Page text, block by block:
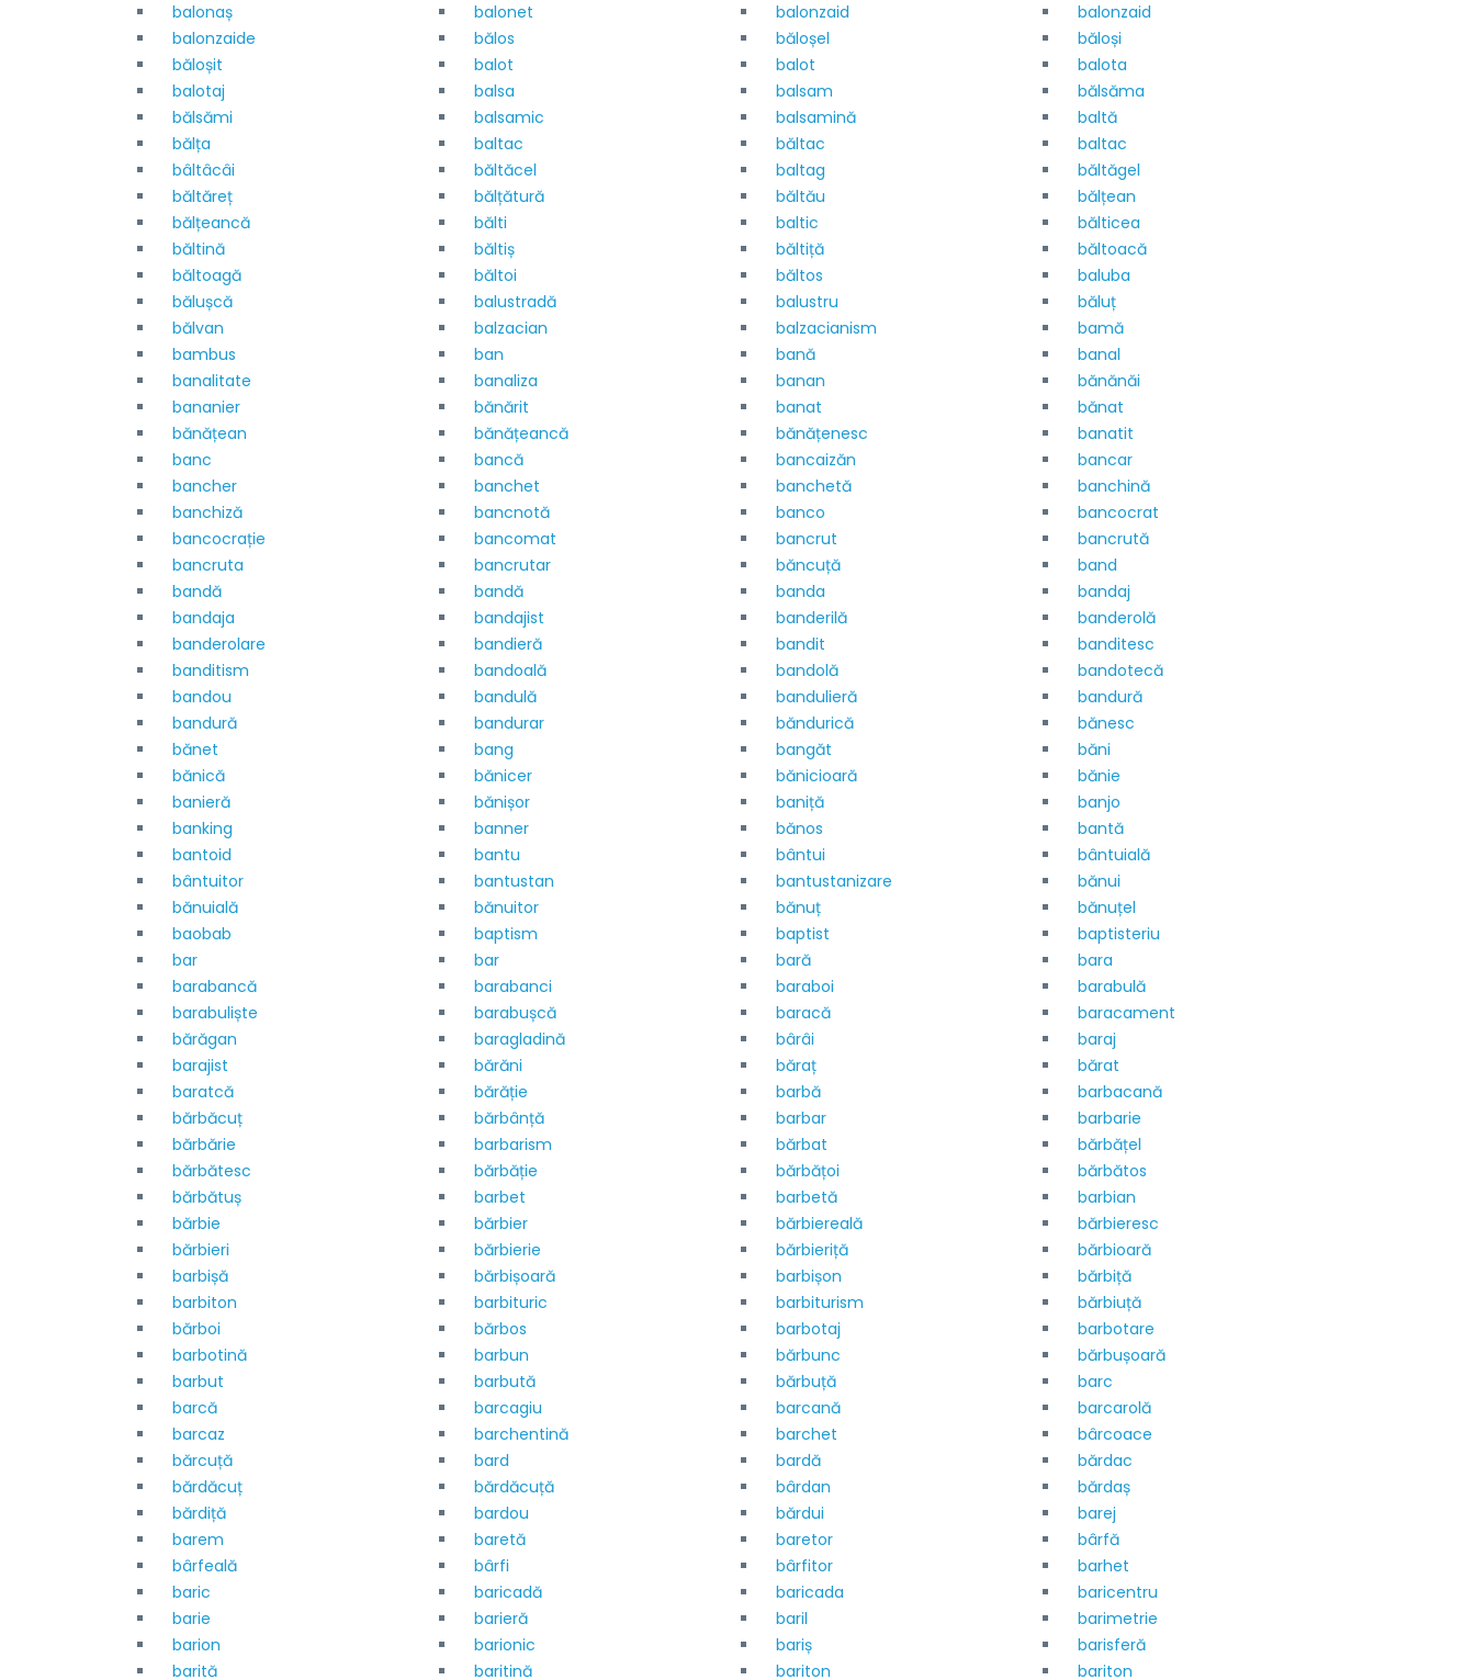
balonaș
balonet balonzaid
balonzaid
balonzaide
bălos băloșel
băloși
băloșit
balot balot
balota
balotaj
balsa balsam
bălsăma
bălsămi
balsamic balsamină
baltă
bălța
baltac băltac
baltac
bâltâcâi
băltăcel baltag
băltăgel
băltăreț
bălțătură băltău
bălțean
bălțeancă
bălti baltic
bălticea
băltină
băltiș băltiță
băltoacă
băltoagă
băltoi băltos
baluba
bălușcă
balustradă balustru
băluț
bălvan
balzacian balzacianism
bamă
bambus
ban bană
banal
banalitate
banaliza banan
bănănăi
bananier
bănărit banat
bănat
bănățean
bănățeancă bănățenesc
banatit
banc
bancă bancaizăn
bancar
bancher
banchet banchetă
banchină
banchiză
bancnotă banco
bancocrat
bancocrație
bancomat bancrut
bancrută
bancruta
bancrutar băncuță
band
bandă
bandă banda
bandaj
bandaja
bandajist banderilă
banderolă
banderolare
bandieră bandit
banditesc
banditism
bandoală bandolă
bandotecă
bandou
bandulă bandulieră
bandură
bandură
bandurar băndurică
bănesc
bănet
bang bangăt
băni
bănică
bănicer bănicioară
bănie
banieră
bănișor baniță
banjo
banking
banner bănos
bantă
bantoid
bantu bântui
bântuială
bântuitor
bantustan bantustanizare
bănui
bănuială
bănuitor bănuț
bănuțel
baobab
baptism baptist
baptisteriu
bar
bar bară
bara
barabancă
barabanci baraboi
barabulă
barabuliște
barabușcă baracă
baracament
bărăgan
baragladină bârâi
baraj
barajist
bărăni băraț
bărat
baratcă
bărăție barbă
barbacană
bărbăcuț
bărbânță barbar
barbarie
bărbărie
barbarism bărbat
bărbățel
bărbătesc
bărbăție bărbățoi
bărbătos
bărbătuș
barbet barbetă
barbian
bărbie
bărbier bărbiereală
bărbieresc
bărbieri
bărbierie bărbieriță
bărbioară
barbișă
bărbișoară barbișon
bărbiță
barbiton
barbituric barbiturism
bărbiuță
bărboi
bărbos barbotaj
barbotare
barbotină
barbun bărbunc
bărbușoară
barbut
barbută bărbuță
barc
barcă
barcagiu barcană
barcarolă
barcaz
barchentină barchet
bârcoace
bărcuță
bard bardă
bărdac
bărdăcuț
bărdăcuță bârdan
bărdaș
bărdiță
bardou bărdui
barej
barem
baretă baretor
bârfă
bârfeală
bârfi bârfitor
barhet
baric
baricadă baricada
baricentru
barie
barieră baril
barimetrie
barion
barionic bariș
barisferă
barită
baritină bariton bariton